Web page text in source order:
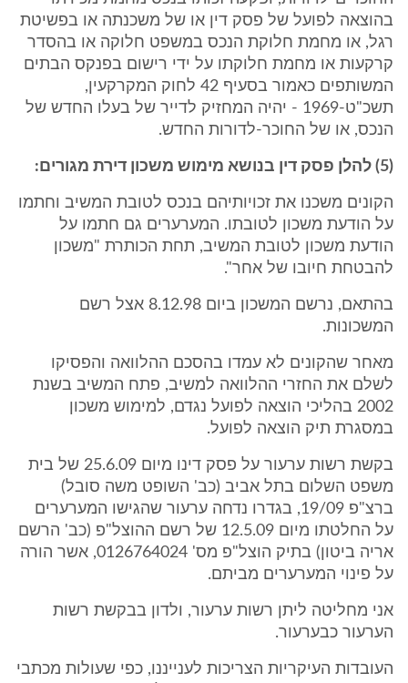
בהוצאה לפועל של פסק דין או של משכנתה או בפשיטת
רגל, או מחמת חלוקת הנכס במשפט חלוקה או בהסדר
קרקעות או מחמת חלוקתו על ידי רישום בפנקס הבתים
המשותפים כאמור בסעיף 42 לחוק המקרקעין,
תשכ"ט-1969 - יהיה המחזיק לדייר של בעלו החדש של
הנכס, או של החוכר-לדורות החדש.
(5) להלן פסק דין בנושא מימוש משכון דירת מגורים:
הקונים משכנו את זכויותיהם בנכס לטובת המשיב וחתמו
על הודעת משכון לטובתו. המערערים גם חתמו על
הודעת משכון לטובת המשיב, תחת הכותרת "משכון
להבטחת חיובו של אחר".
בהתאם, נרשם המשכון ביום 8.12.98 אצל רשם
המשכונות.
מאחר שהקונים לא עמדו בהסכם ההלוואה והפסיקו
לשלם את החזרי ההלוואה למשיב, פתח המשיב בשנת
2002 בהליכי הוצאה לפועל נגדם, למימוש משכון
במסגרת תיק הוצאה לפועל.
בקשת רשות ערעור על פסק דינו מיום 25.6.09 של בית
משפט השלום בתל אביב (כב' השופט משה סובל)
ברצ"פ 19/09, בגדרו נדחה ערעור שהגישו המערערים
על החלטתו מיום 12.5.09 של רשם ההוצל"פ (כב' הרשם
אריה ביטון) בתיק הוצל"פ מס' 0126764024, אשר הורה
על פינוי המערערים מביתם.
אני מחליטה ליתן רשות ערעור, ולדון בבקשת רשות
הערעור כבערעור.
העובדות העיקריות הצריכות לענייננו, כפי שעולות מכתבי